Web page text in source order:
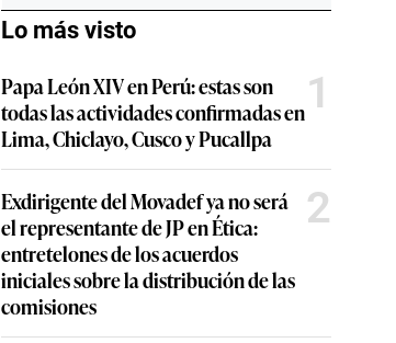
Lo más visto
Papa León XIV en Perú: estas son
todas las actividades confirmadas en
Lima, Chiclayo, Cusco y Pucallpa
1
Exdirigente del Movadef ya no será
el representante de JP en Ética:
entretelones de los acuerdos
iniciales sobre la distribución de las
comisiones
2